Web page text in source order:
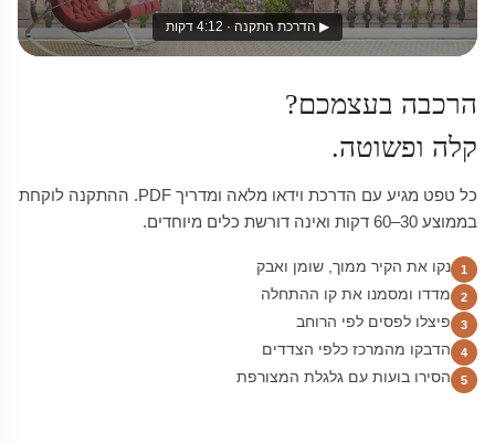
▶ הדרכת התקנה · 4:12 דקות
הרכבה בעצמכם?
קלה ופשוטה.
כל טפט מגיע עם הדרכת וידאו מלאה ומדריך PDF. ההתקנה לוקחת
בממוצע 30–60 דקות ואינה דורשת כלים מיוחדים.
1 נקו את הקיר ממוך, שומן ואבק
2 מדדו ומסמנו את קו ההתחלה
3 פיצלו לפסים לפי הרוחב
4 הדבקו מהמרכז כלפי הצדדים
5 הסירו בועות עם גלגלת המצורפת